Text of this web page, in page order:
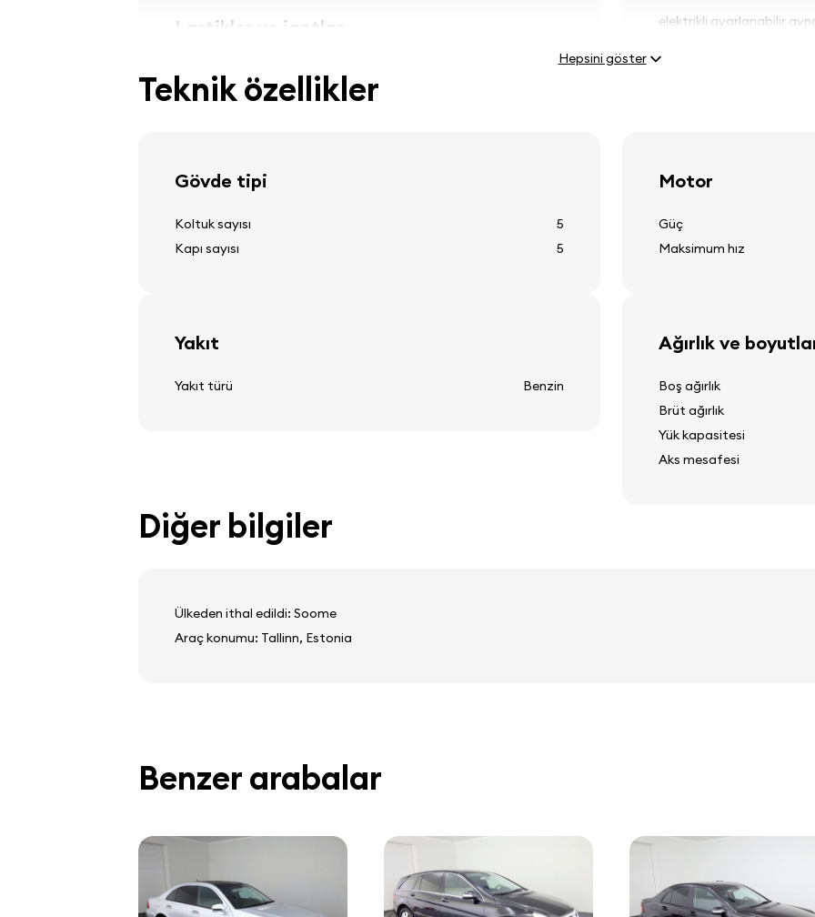
Lastikler ve jantlar
çok fonksiyonlu direksiyon simidi
hoparlörler
elektrikli ayarlanabilir
arka cam ısıtma
dış sıcaklık göstergesi
Hepsini göster
Teknik özellikler
Gövde tipi
Koltuk sayısı
5
Kapı sayısı
5
Yakıt
Yakıt türü Benzin
Motor
Güç
Maksimum hız
Ağırlık ve
Boş ağırlık
Brüt ağırlık
Yük kapasitesi
Aks mesafesi
Diğer bilgiler
Ülkeden ithal edildi: Soome
Araç konumu: Tallinn, Estonia
Benzer arabalar